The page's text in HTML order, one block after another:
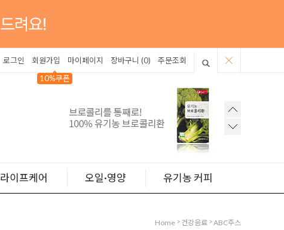
로그인
회원가입
10%쿠폰
마이페이지 장바구니 (0) 주문조회
라이프케어 오일·영양 유기농 커피
Home > 건강음료 >ABC주스